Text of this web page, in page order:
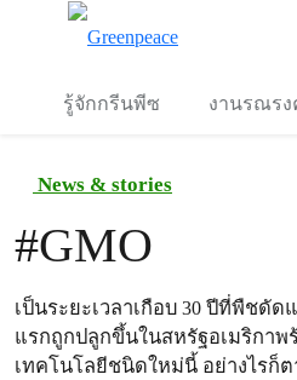
รู้จักกรีนพีซ งานรณรง
News & stories
#GMO
เป็นระยะเวลาเกือบ 30 ปีที่พืชดั
แรกถูกปลูกขึ้นในสหรัฐอเมริกา
เทคโนโลยีชนิดใหม่นี้ อย่างไรก็